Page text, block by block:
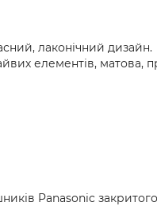
лаконічний дизайн.
елементів, матова,
Panasonic